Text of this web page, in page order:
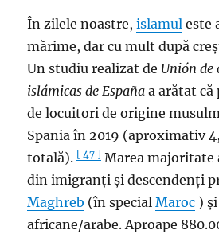
În zilele noastre,islamul este
mărime, dar cu mult după
Un studiu realizat de Unión de
islámicas de España a arătat că
de locuitori de origine
Spania în 2019 (aproximativ
totală).[ 47 ] Marea majoritate
din imigranți și descendenți
Maghreb (în specialMaroc )
africane/arabe. Aproape